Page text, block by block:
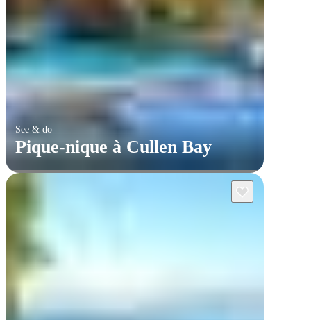
See & do
Pique-nique à Cullen Bay